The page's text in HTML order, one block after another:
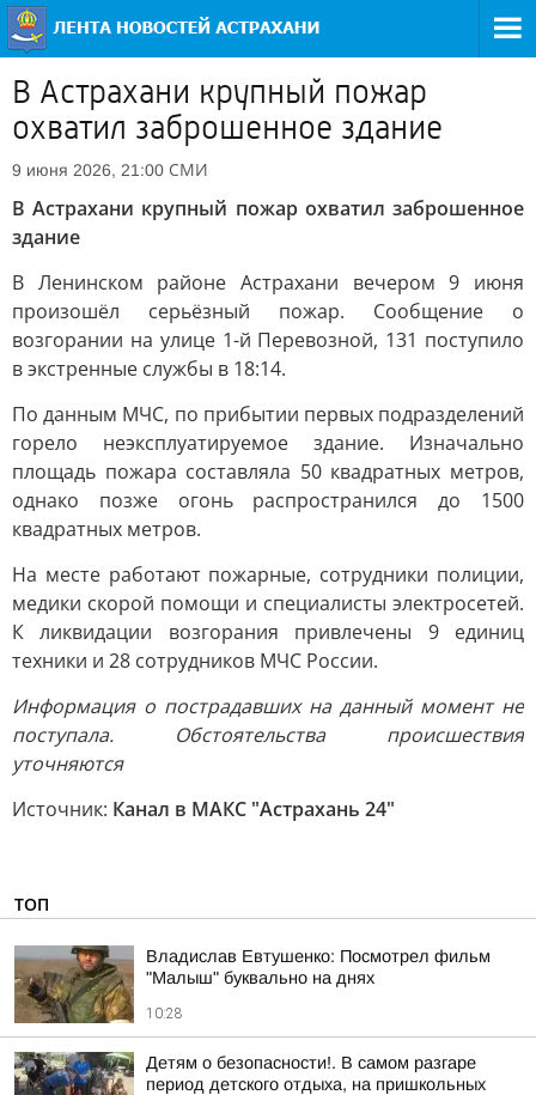
В Астрахани крупный пожар
охватил заброшенное здание
9 июня 2026, 21:00 СМИ
В Астрахани крупный пожар охватил заброшенное
здание
В Ленинском районе Астрахани вечером 9 июня
произошёл серьёзный пожар. Сообщение о
возгорании на улице 1-й Перевозной, 131 поступило
в экстренные службы в 18:14.
По данным МЧС, по прибытии первых подразделений
горело неэксплуатируемое здание. Изначально
площадь пожара составляла 50 квадратных метров,
однако позже огонь распространился до 1500
квадратных метров.
На месте работают пожарные, сотрудники полиции,
медики скорой помощи и специалисты электросетей.
К ликвидации возгорания привлечены 9 единиц
техники и 28 сотрудников МЧС России.
Информация о пострадавших на данный момент не
поступала. Обстоятельства происшествия
уточняются
Источник: Канал в МАКС "Астрахань 24"
ТОП
Владислав Евтушенко: Посмотрел фильм
"Малыш" буквально на днях
10:28
Детям о безопасности!. В самом разгаре
период детского отдыха, на пришкольных